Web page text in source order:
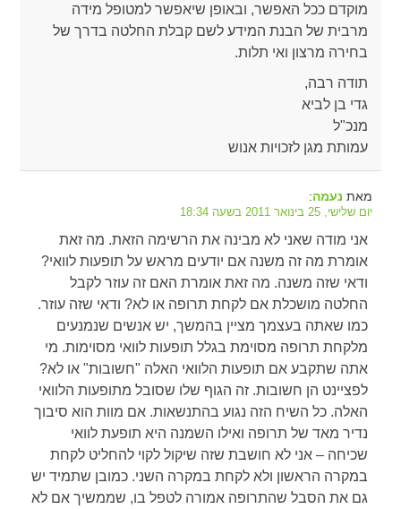
מוקדם ככל האפשר, ובאופן שיאפשר למטופל מידה
מרבית של הבנת המידע לשם קבלת החלטה בדרך של
בחירה מרצון ואי תלות.
תודה רבה,
גדי בן לביא
מנכ"ל
עמותת מגן לזכויות אנוש
מאת נעמה:
יום שלישי, 25 בינואר 2011 בשעה 18:34
אני מודה שאני לא מבינה את הרשימה הזאת. מה זאת
אומרת מה זה משנה אם יודעים מראש על תופעות לוואי?
ודאי שזה משנה. מה זאת אומרת האם זה עוזר לקבל
החלטה מושכלת אם לקחת תרופה או לא? ודאי שזה עוזר.
כמו שאתה בעצמך מציין בהמשך, יש אנשים שנמנעים
מלקחת תרופה מסוימת בגלל תופעות לוואי מסוימות. מי
אתה שתקבע אם תופעות הלוואי האלה "חשובות" או לא?
לפציינט הן חשובות. זה הגוף שלו שסובל מתופעות הלוואי
האלה. כל השיח הזה נגוע בהתנשאות. אם מוות הוא סיבוך
נדיר מאד של תרופה ואילו השמנה היא תופעת לוואי
שכיחה – אני לא חושבת שזה שיקול לקוי להחליט לקחת
במקרה הראשון ולא לקחת במקרה השני. כמובן שתמיד יש
גם את הסבל שהתרופה אמורה לטפל בו, שממשיך אם לא